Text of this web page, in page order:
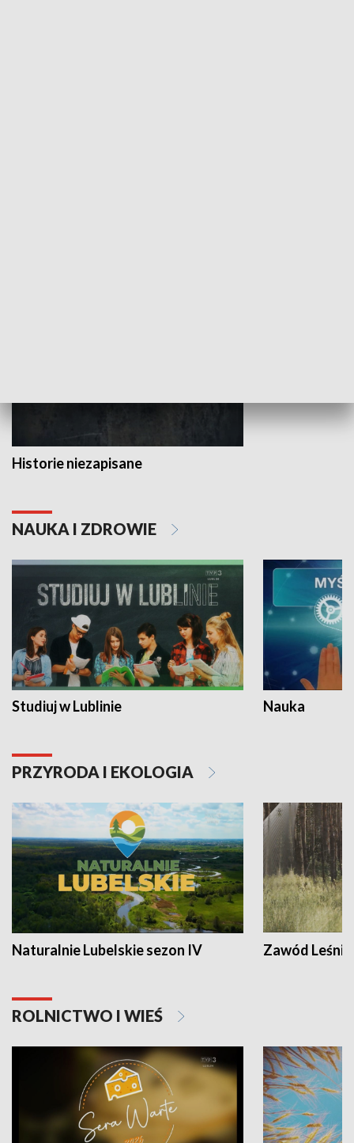
Historie niezapisane
NAUKA I ZDROWIE
Studiuj w Lublinie Nauka
PRZYRODA I EKOLOGIA
Naturalnie Lubelskie sezon IV Zawód Leśnik
ROLNICTWO I WIEŚ